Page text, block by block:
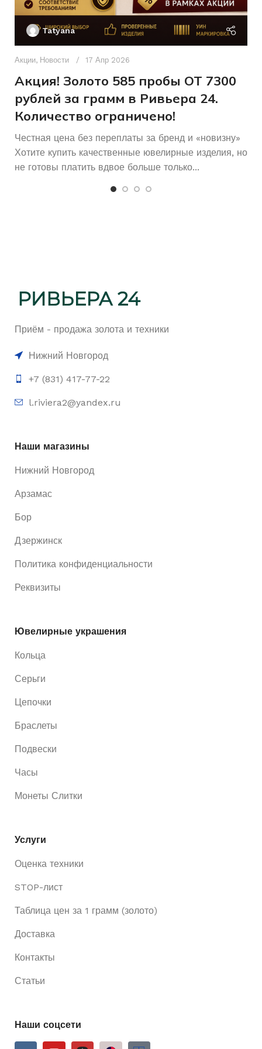
ВСТАВКА Без вставок
БРЕНД Без бренда
ДЛЯ КОГО
Tatyana
Акции, Новости 17 Апр 2026
Акция! Золото 585 пробы ОТ 7300
рублей за грамм в Ривьера 24.
Количество ограничено!
Честная цена без переплаты за бренд и «новизну»
Хотите купить качественные ювелирные изделия, но
не готовы платить вдвое больше только...
Приём - продажа золота и техники
Нижний Новгород
+7 (831) 417-77-22
l.riviera2@yandex.ru
Наши магазины
Нижний Новгород
Арзамас
Бор
Дзержинск
Политика конфиденциальности
Реквизиты
Ювелирные украшения
Кольца
Серьги
Цепочки
Браслеты
Подвески
Часы
Монеты Слитки
Услуги
Оценка техники
STOP-лист
Таблица цен за 1 грамм (золото)
Доставка
Контакты
Статьи
Наши соцсети